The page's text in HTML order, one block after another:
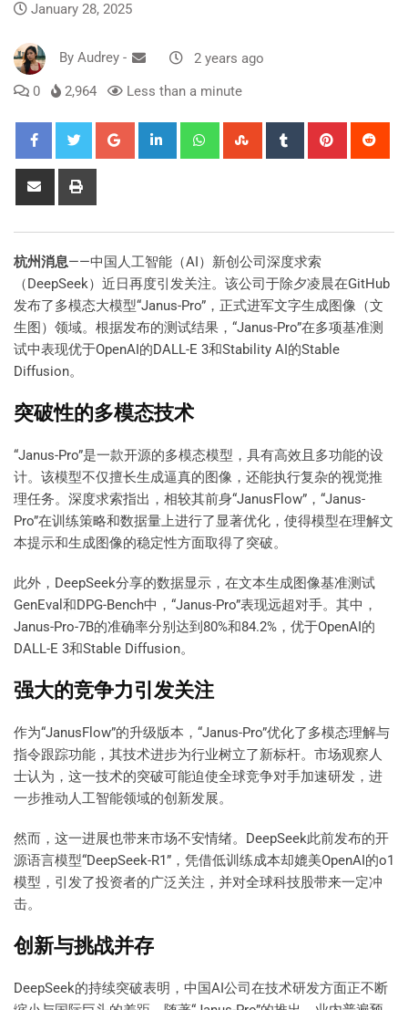
January 28, 2025
By Audrey - 2 years ago
0 2,964 Less than a minute
杭州消息——中国人工智能（AI）新创公司深度求索
（DeepSeek）近日再度引发关注。该公司于除夕凌晨在GitHub
发布了多模态大模型“Janus-Pro”，正式进军文字生成图像（文
生图）领域。根据发布的测试结果，“Janus-Pro”在多项基准测
试中表现优于OpenAI的DALL-E 3和Stability AI的Stable
Diffusion。
突破性的多模态技术
“Janus-Pro”是一款开源的多模态模型，具有高效且多功能的设
计。该模型不仅擅长生成逼真的图像，还能执行复杂的视觉推
理任务。深度求索指出，相较其前身“JanusFlow”，“Janus-
Pro”在训练策略和数据量上进行了显著优化，使得模型在理解文
本提示和生成图像的稳定性方面取得了突破。
此外，DeepSeek分享的数据显示，在文本生成图像基准测试
GenEval和DPG-Bench中，“Janus-Pro”表现远超对手。其中，
Janus-Pro-7B的准确率分别达到80%和84.2%，优于OpenAI的
DALL-E 3和Stable Diffusion。
强大的竞争力引发关注
作为“JanusFlow”的升级版本，“Janus-Pro”优化了多模态理解与
指令跟踪功能，其技术进步为行业树立了新标杆。市场观察人
士认为，这一技术的突破可能迫使全球竞争对手加速研发，进
一步推动人工智能领域的创新发展。
然而，这一进展也带来市场不安情绪。DeepSeek此前发布的开
源语言模型“DeepSeek-R1”，凭借低训练成本却媲美OpenAI的o1
模型，引发了投资者的广泛关注，并对全球科技股带来一定冲
击。
创新与挑战并存
DeepSeek的持续突破表明，中国AI公司在技术研发方面正不断